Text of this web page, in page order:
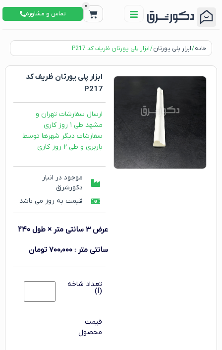
0
تماس و مشاوره
خانه/ابزار پلی یورتان/ ابزار پلی یورتان ظریف کد P217
ابزار پلی یورتان ظریف کد
P217
ارسال سفارشات تهران و
مشهد طی ۱ روز کاری
سفارشات دیگر شهرها توسط
باربری و طی ۲ روز کاری
موجود در انبار
دکورشرق
قیمت به روز می باشد
عرض 3 سانتی متر × طول ۲۴۰
سانتی متر :۷۰۰,۰۰۰ تومان
تعداد شاخه
(l)
قیمت
محصول